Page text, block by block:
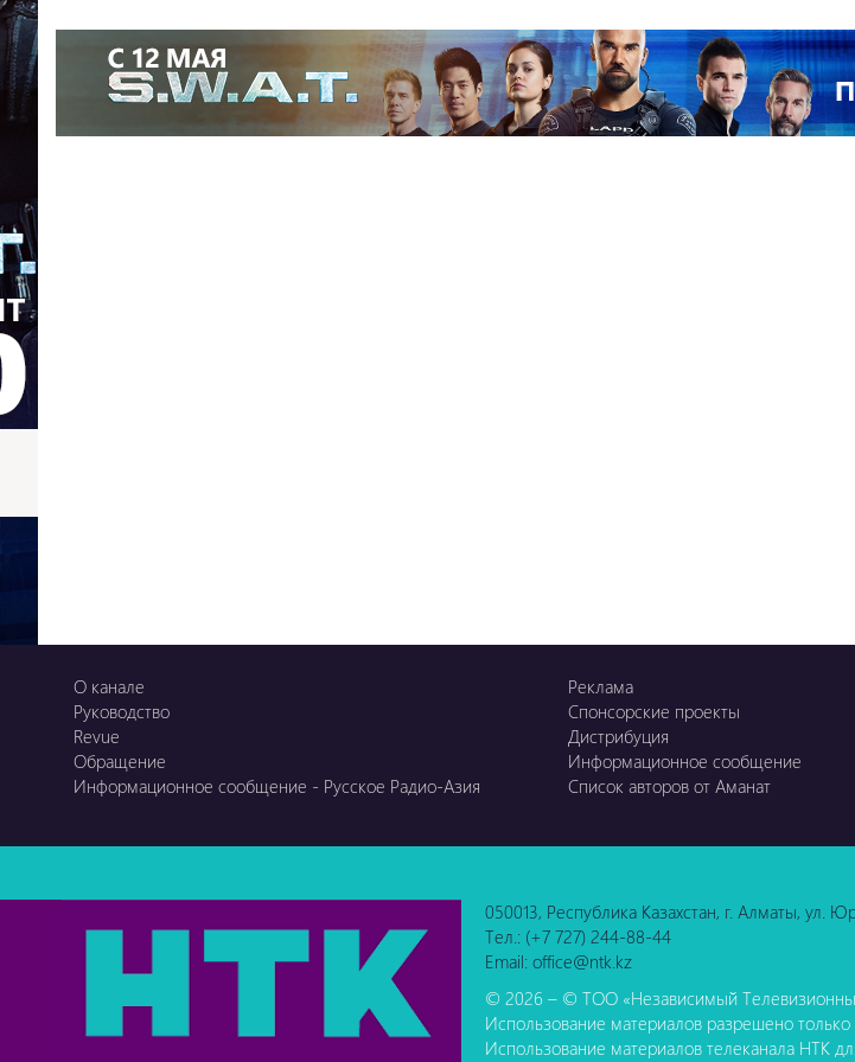
О канале
Руководство
Revue
Обращение
Реклама
Спонсорские проекты
Дистрибуция
Информационное сообщение
Информационное сообщение - Русское Радио-Азия
Список авторов от Аманат
050013, Республика Казахстан, г. Алматы, ул.
Тел.: (+7 727) 244-88-44
Email: office@ntk.kz
© 2026 – © ТОО «Независимый
Использование материалов разрешено
Использование материалов телеканала НТК